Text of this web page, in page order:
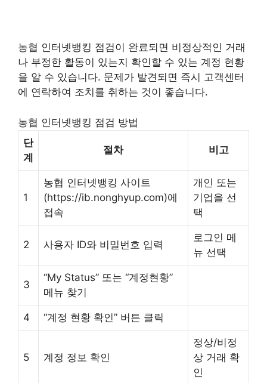
농협 인터넷뱅킹 점검이 완료되면 비정상적인 거래
나 부정한 활동이 있는지 확인할 수 있는 계정 현황
을 알 수 있습니다. 문제가 발견되면 즉시 고객센터
에 연락하여 조치를 취하는 것이 좋습니다.
농협 인터넷뱅킹 점검 방법
단
계
절차 비고
1
농협 인터넷뱅킹 사이트
(https://ib.nonghyup.com)에
접속
개인 또는
기업을 선
택
2 사용자 ID와 비밀번호 입력
로그인 메
뉴 선택
3
“My Status” 또는 “계정현황”
메뉴 찾기
4 “계정 현황 확인” 버튼 클릭
5 계정 정보 확인
정상/비정
상 거래 확
인